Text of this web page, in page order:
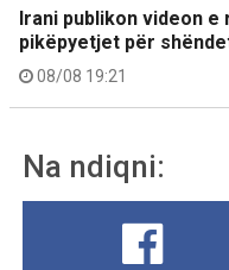
Irani publikon videon
pikëpyetjet për
08/08 19:21
Na ndiqni: